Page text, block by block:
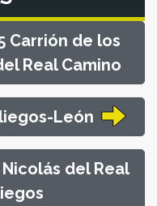
Carrión de los
Real Camino
León
del Real